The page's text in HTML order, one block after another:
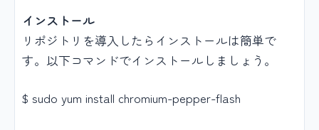
インストール
リポジトリを導入したらインストールは簡単で
す。以下コマンドでインストールしましょう。
$ sudo yum install chromium-pepper-flash